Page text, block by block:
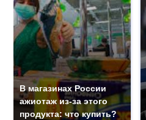
В магазинах России
ажиотаж из-за этого
продукта: что купить?